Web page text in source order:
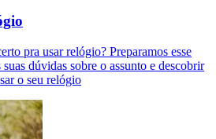
pra usar relógio? Preparamos esse
dúvidas sobre o assunto e descobrir
o seu relógio